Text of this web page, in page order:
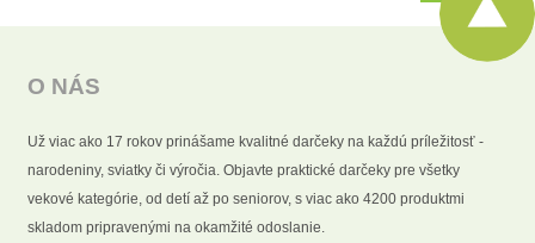
O NÁS
Už viac ako 17 rokov prinášame kvalitné darčeky na každú príležitosť -
narodeniny, sviatky či výročia. Objavte praktické darčeky pre všetky
vekové kategórie, od detí až po seniorov, s viac ako 4200 produktmi
skladom pripravenými na okamžité odoslanie.